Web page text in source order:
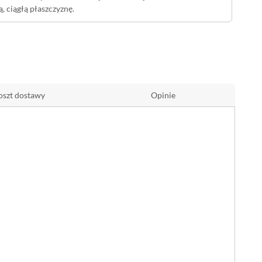
płaszczyznę.
na bardziej uporządkowaną i optycznie powiększa
salonie, holu czy otwartej
łączy się z drewnem, bielami i metalem.
dostawy Opinie